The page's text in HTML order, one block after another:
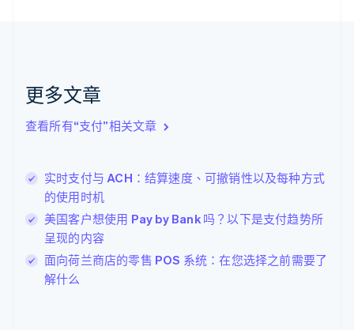
更多文章
查看所有“支付”相关文章
实时支付与 ACH：结算速度、可撤销性以及每种方式
的使用时机
美国客户想使用 Pay by Bank 吗？以下是支付趋势所
呈现的内容
面向荷兰商店的零售 POS 系统：在您选择之前需要了
解什么
English
克罗地亚
EnglishItaliano
立陶宛
English
列支敦士登
DeutschEnglish
卢森堡
Français Deutsch
罗马尼亚
English